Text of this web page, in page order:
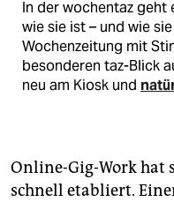
In der wochentaz geht
wie sie ist – und wie
Wochenzeitung mit
besonderen taz-Blick
neu am Kiosk und
Online-Gig-Work hat
schnell etabliert.